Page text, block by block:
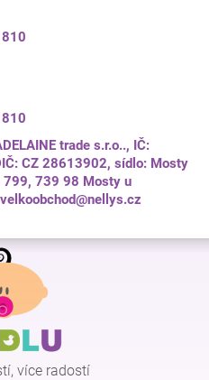
trade s.r.o.., IČ:
CZ 28613902, sídlo: Mosty
799, 739 98 Mosty u
více radostí